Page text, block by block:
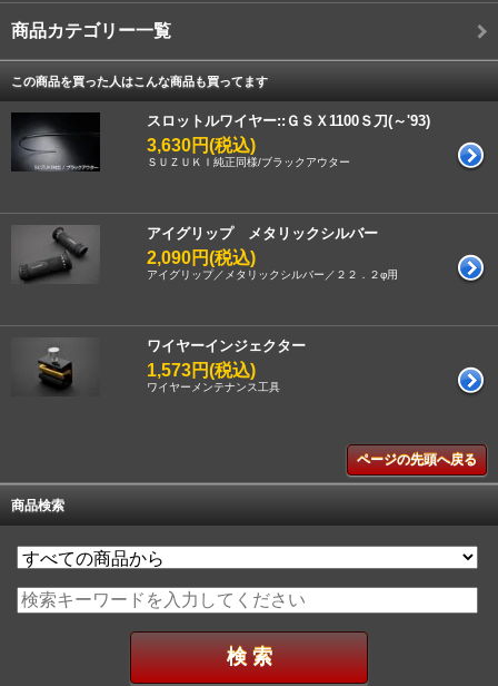
商品カテゴリー一覧
この商品を買った人はこんな商品も買ってます
スロットルワイヤー::ＧＳＸ1100Ｓ刀(～'93)
3,630円(税込)
ＳＵＺＵＫＩ純正同様/ブラックアウター
アイグリップ メタリックシルバー
2,090円(税込)
アイグリップ／メタリックシルバー／２２．２φ用
ワイヤーインジェクター
1,573円(税込)
ワイヤーメンテナンス工具
ページの先頭へ戻る
商品検索